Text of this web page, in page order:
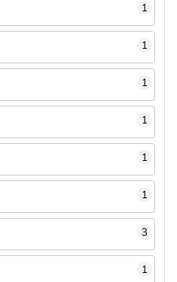
1
1
1
1
1
1
3
1